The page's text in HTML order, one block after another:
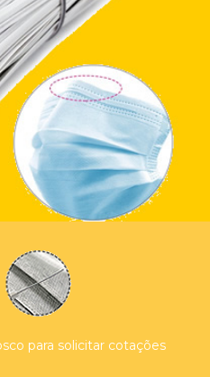
para solicitar cotações